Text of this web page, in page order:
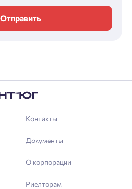
Отправить
Контакты
Документы
О корпорации
Риелторам